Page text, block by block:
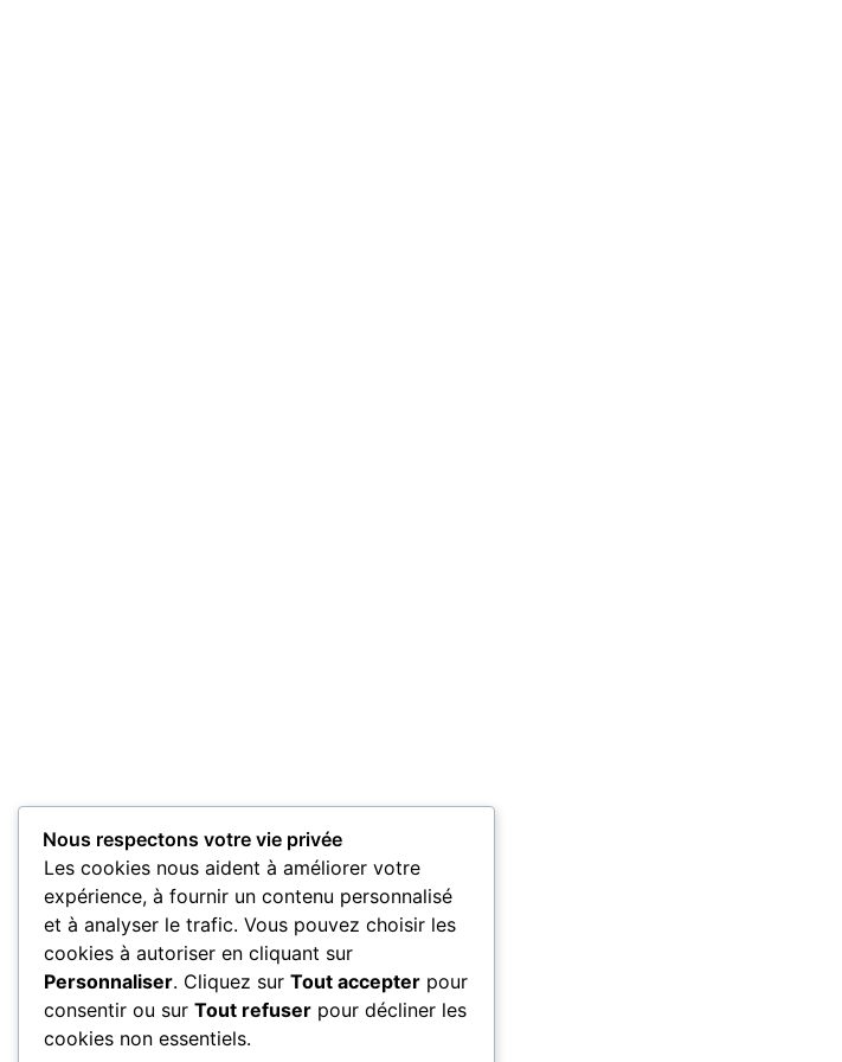
Nous respectons votre vie privée
Les cookies nous aident à améliorer votre
expérience, à fournir un contenu personnalisé
et à analyser le trafic. Vous pouvez choisir les
cookies à autoriser en cliquant sur
Personnaliser. Cliquez sur Tout accepter pour
consentir ou sur Tout refuser pour décliner les
cookies non essentiels.